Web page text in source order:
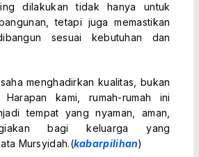
dilakukan tidak hanya untuk
tetapi juga memastikan
sesuai kebutuhan dan
menghadirkan kualitas, bukan
Harapan kami, rumah-rumah ini
tempat yang nyaman, aman,
bagi keluarga yang
Mursyidah.(kabarpilihan)